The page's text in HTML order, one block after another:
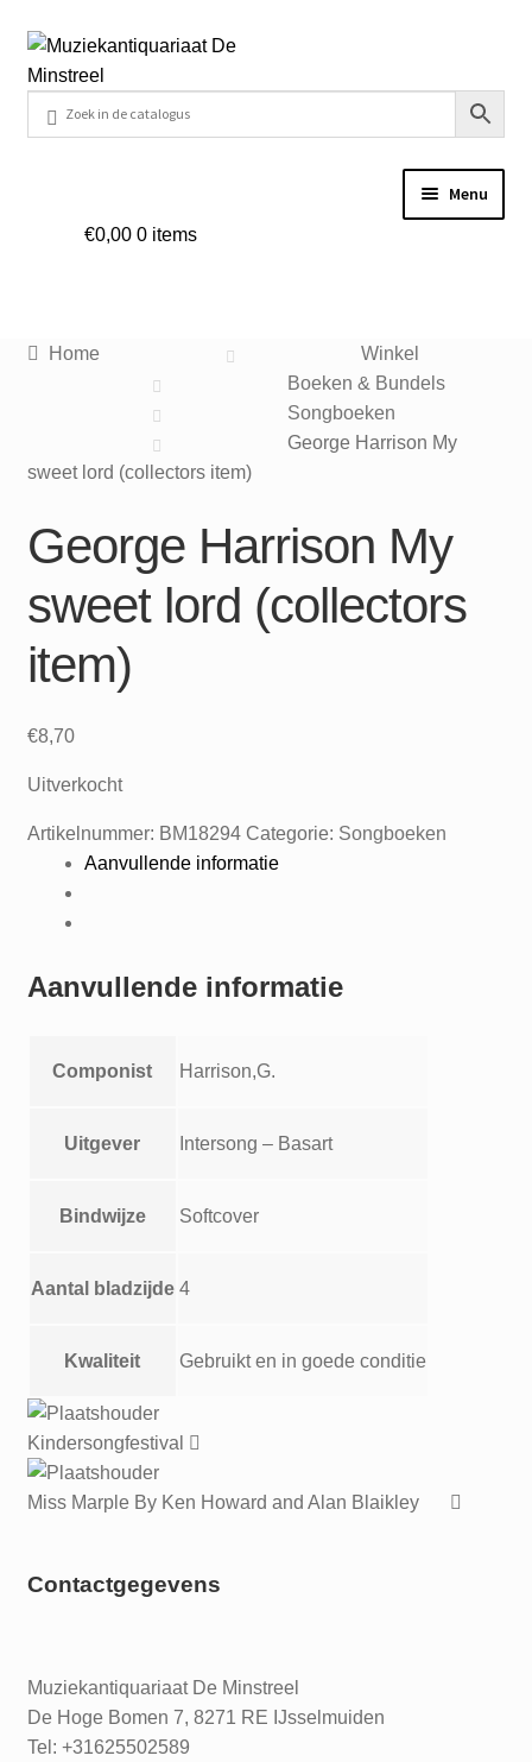
Ga
door
navigatie
Ga
naar
inhoud
Menu
Veel gestelde vragen
€0,00 0 items
Home
Winkel
Boeken & Bundels
Songboeken
George Harrison My
sweet lord (collectors item)
George Harrison My
sweet lord (collectors
item)
€8,70
Uitverkocht
Artikelnummer: BM18294 Categorie: Songboeken
Aanvullende informatie
Aanvullende informatie
Componist Harrison,G.
Uitgever Intersong – Basart
Bindwijze Softcover
Aantal bladzijde 4
Kwaliteit Gebruikt en in goede conditie
Kindersongfestival
Miss Marple By Ken Howard and Alan Blaikley
Contactgegevens
Muziekantiquariaat De Minstreel
De Hoge Bomen 7, 8271 RE IJsselmuiden
Tel: +31625502589